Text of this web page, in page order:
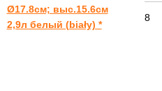
Ø17.8см; выс.15.6см
2,9л белый (biały) *
8